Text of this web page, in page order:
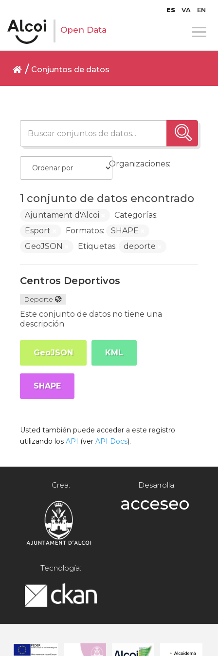
ES VA EN
Open Data
Conjuntos de datos
1 conjunto de datos encontrado
Organizaciones:
Ajuntament d'Alcoi
Categorías:
Esport
Formatos:
SHAPE
GeoJSON
Etiquetas: deporte
Centros Deportivos
Deporte
Este conjunto de datos no tiene una
descripción
GeoJSON KML
SHAPE
Usted también puede acceder a este registro
utilizando losAPI (verAPI Docs).
Crea: Desarrolla:
Tecnología: